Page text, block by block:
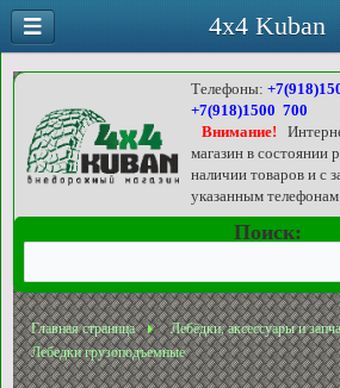
Телефоны:
+7(918)1500 700
Внимание!
магазин в состоянии
наличии товаров и с
указанным
Поиск:
Главная страница
Лебёдки, аксессуары и
Лебедки грузоподъемные
4x4 Kuban